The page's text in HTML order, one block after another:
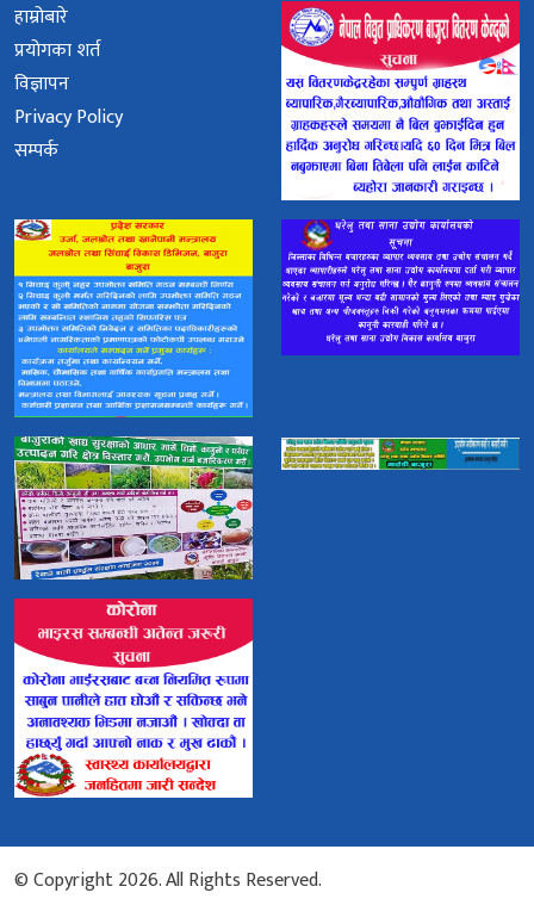
हाम्रोबारे
प्रयोगका शर्त
विज्ञापन
Privacy Policy
सम्पर्क
© Copyright 2026. All Rights Reserved.